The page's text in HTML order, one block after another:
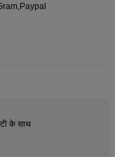
के साथ